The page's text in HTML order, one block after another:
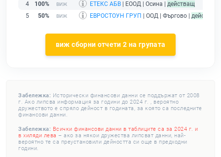
4
100% ЕТЕКС АБВ | ЕООД | Осина | действащ
5
50% ЕВРОСТОУН ГРУП | ООД | Фъргово | действащ
виж сборни отчети 2 на групата
Забележка: Исторически финансови данни се поддържат от 2008
г. Ако липсва информация за години до 2024 г. , вероятно
дружеството е спряло дейност в годината, за която са последните
финансови данни.
Забележка: Всички финансови данни в таблиците са за 2024 г. и
в хиляди лева – ако за някои дружества липсват данни, най-
вероятно те са преустановили дейността си още в предходни
години.